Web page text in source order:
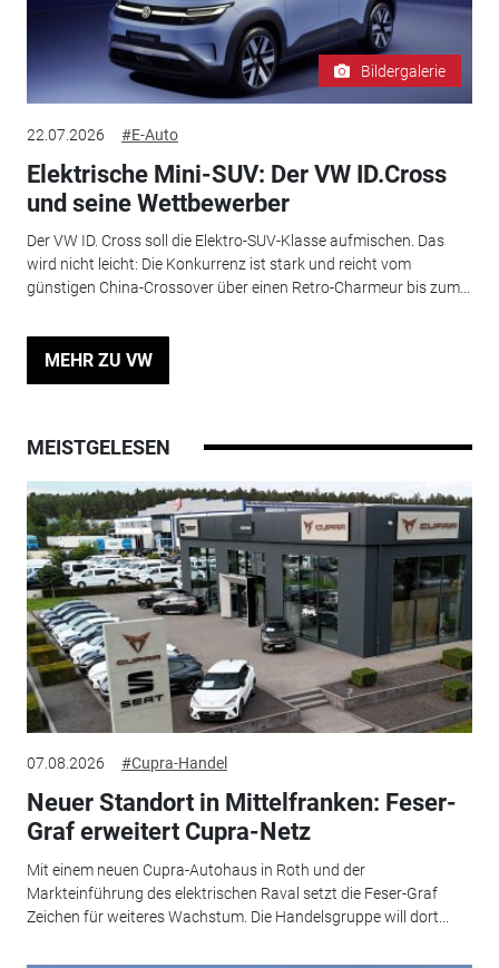
Bildergalerie
22.07.2026 #E-Auto
Elektrische Mini-SUV: Der VW ID.Cross
und seine Wettbewerber
Der VW ID. Cross soll die Elektro-SUV-Klasse aufmischen. Das
wird nicht leicht: Die Konkurrenz ist stark und reicht vom
günstigen China-Crossover über einen Retro-Charmeur bis zum...
MEHR ZU VW
MEISTGELESEN
07.08.2026 #Cupra-Handel
Neuer Standort in Mittelfranken: Feser-
Graf erweitert Cupra-Netz
Mit einem neuen Cupra-Autohaus in Roth und der
Markteinführung des elektrischen Raval setzt die Feser-Graf
Zeichen für weiteres Wachstum. Die Handelsgruppe will dort...